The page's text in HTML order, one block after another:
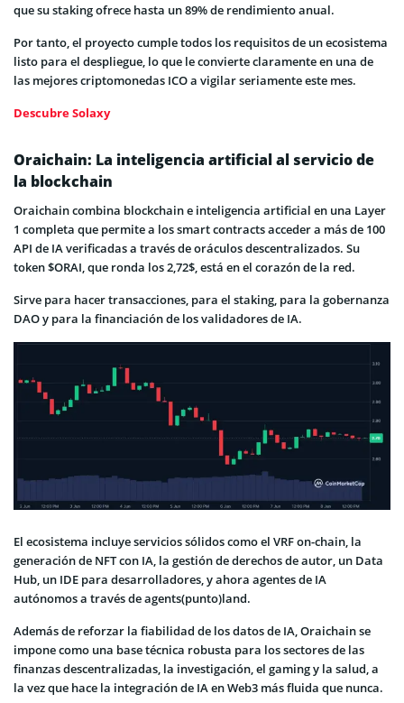
que su staking ofrece hasta un 89% de rendimiento anual.
Por tanto, el proyecto cumple todos los requisitos de un ecosistema
listo para el despliegue, lo que le convierte claramente en una de
las mejores criptomonedas ICO a vigilar seriamente este mes.
Descubre Solaxy
Oraichain: La inteligencia artificial al servicio de
la blockchain
Oraichain combina blockchain e inteligencia artificial en una Layer
1 completa que permite a los smart contracts acceder a más de 100
API de IA verificadas a través de oráculos descentralizados. Su
token $ORAI, que ronda los 2,72$, está en el corazón de la red.
Sirve para hacer transacciones, para el staking, para la gobernanza
DAO y para la financiación de los validadores de IA.
El ecosistema incluye servicios sólidos como el VRF on-chain, la
generación de NFT con IA, la gestión de derechos de autor, un Data
Hub, un IDE para desarrolladores, y ahora agentes de IA
autónomos a través de agents(punto)land.
Además de reforzar la fiabilidad de los datos de IA, Oraichain se
impone como una base técnica robusta para los sectores de las
finanzas descentralizadas, la investigación, el gaming y la salud, a
la vez que hace la integración de IA en Web3 más fluida que nunca.